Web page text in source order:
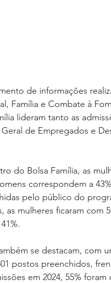
de informações
Família e Combate à
lideram tanto as
de Empregados e
do Bolsa Família, as
correspondem a
pelo público do
as mulheres ficaram com
se destacam, com
postos preenchidos,
em 2024, 55%